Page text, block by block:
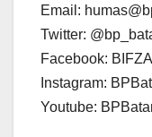
Email:
Twitter:
Facebook: BIFZA
Instagram:
Youtube: